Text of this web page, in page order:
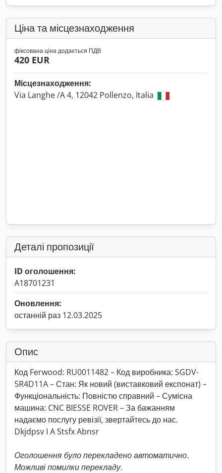
Ціна та місцезнаходження
фіксована ціна додається ПДВ
420 EUR
Місцезнаходження:
Via Langhe /A 4, 12042 Pollenzo, Italia
Деталі пропозиції
ID оголошення:
A18701231
Оновлення:
останній раз 12.03.2025
Опис
Код Ferwood: RU0011482 – Код виробника: SGDV-
5R4D11A – Стан: Як новий (виставковий експонат) –
Функціональність: Повністю справний – Сумісна
машина: CNC BIESSE ROVER – За бажанням
надаємо послугу ревізії, звертайтесь до нас.
Dkjdpsv I A Stsfx Abnsr
Оголошення було перекладено автоматично.
Можливі помилки перекладу.